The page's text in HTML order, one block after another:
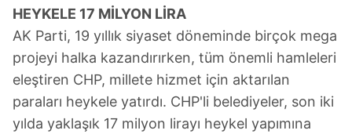
Sizlere daha iyi bir hizmet sunabilmek için İnternet
Sitemizde kendimize ve üçüncü kişilere ait çerezler
kullanılmaktadır. Bu çerezler vasıtasıyla çeşitli kişisel
verileriniz işlenmekte olup gerekli olan çerezler bilgi
toplumu hizmetlerinin sunulması amacıyla
kullanılmaktadır. Diğer çerezler, sitemizin daha işlevsel
kılınması ve kişiselleştirilmesi ve sizlere yönelik
HEYKELE 17 MİLYON LİRA
AK Parti, 19 yıllık siyaset döneminde birçok mega
projeyi halka kazandırırken, tüm önemli hamleleri
eleştiren CHP, millete hizmet için aktarılan
paraları heykele yatırdı. CHP'li belediyeler, son iki
yılda yaklaşık 17 milyon lirayı heykel yapımına